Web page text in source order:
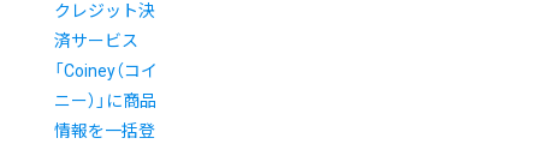
クレジット決
済サービス
「Coiney（コイ
ニー）」に商品
情報を一括登